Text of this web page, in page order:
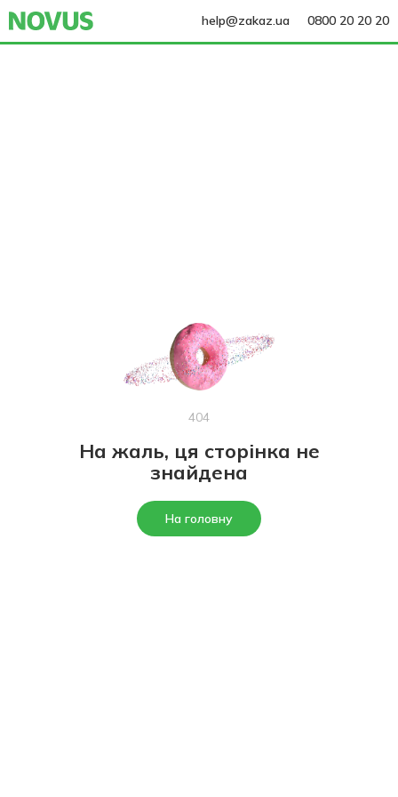
help@zakaz.ua 0800 20 20 20
404
На жаль, ця сторінка не
знайдена
На головну